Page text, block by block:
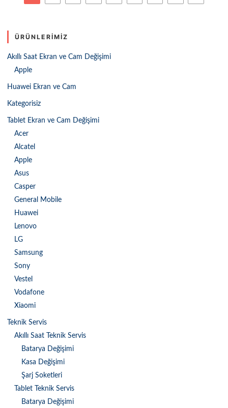
ÜRÜNLERIMIZ
Akıllı Saat Ekran ve Cam Değişimi
Apple
Huawei Ekran ve Cam
Kategorisiz
Tablet Ekran ve Cam Değişimi
Acer
Alcatel
Apple
Asus
Casper
General Mobile
Huawei
Lenovo
LG
Samsung
Sony
Vestel
Vodafone
Xiaomi
Teknik Servis
Akıllı Saat Teknik Servis
Batarya Değişimi
Kasa Değişimi
Şarj Soketleri
Tablet Teknik Servis
Batarya Değişimi